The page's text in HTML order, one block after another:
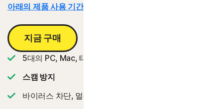
아래의 제품 사용 기간 정보를 참조하십시오.*
지금 구매
5대의 PC, Mac, 태플릿 또는 휴대폰
스캠 방지
바이러스 차단, 멀웨어, 랜섬웨어 및 해킹으로부터 보호